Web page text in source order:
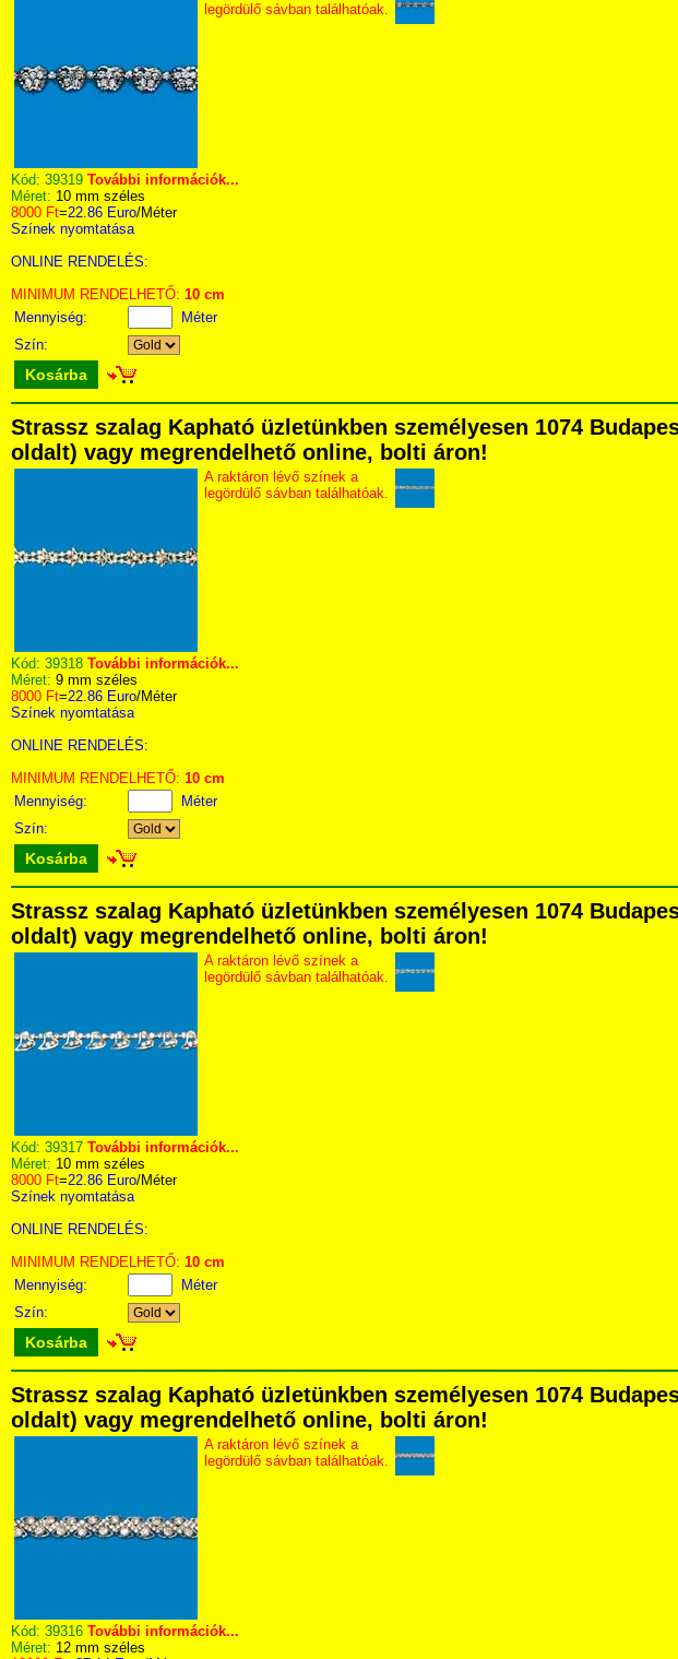
legördülő sávban találhatóak.
Kód: 39319 További információk...
Méret: 10 mm széles
8000 Ft=22.86 Euro/Méter
Színek nyomtatása
ONLINE RENDELÉS:
MINIMUM RENDELHETŐ: 10 cm
Mennyiség:
Méter
Szín:
Kosárba
Strassz szalag Kapható üzletünkben személyesen 1074
oldalt) vagy megrendelhető online, bolti áron!
A raktáron lévő színek a
legördülő sávban találhatóak.
Kód: 39318 További információk...
Méret: 9 mm széles
8000 Ft=22.86 Euro/Méter
Színek nyomtatása
ONLINE RENDELÉS:
MINIMUM RENDELHETŐ: 10 cm
Mennyiség:
Méter
Szín:
Kosárba
Strassz szalag Kapható üzletünkben személyesen 1074
oldalt) vagy megrendelhető online, bolti áron!
A raktáron lévő színek a
legördülő sávban találhatóak.
Kód: 39317 További információk...
Méret: 10 mm széles
8000 Ft=22.86 Euro/Méter
Színek nyomtatása
ONLINE RENDELÉS:
MINIMUM RENDELHETŐ: 10 cm
Mennyiség:
Méter
Szín:
Kosárba
Strassz szalag Kapható üzletünkben személyesen 1074
oldalt) vagy megrendelhető online, bolti áron!
A raktáron lévő színek a
legördülő sávban találhatóak.
Kód: 39316 További információk...
Méret: 12 mm széles